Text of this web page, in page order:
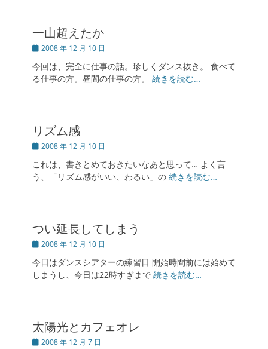
一山超えたか
投
日
2008 年 12 月 10 日
今回は、完全に仕事の話。珍しくダンス抜き。 食べて
る仕事の方。昼間の仕事の方。 続きを読む…
リズム感
投
日
2008 年 12 月 10 日
これは、書きとめておきたいなあと思って… よく言
う、「リズム感がいい、わるい」の 続きを読む…
つい延長してしまう
投
日
2008 年 12 月 10 日
今日はダンスシアターの練習日 開始時間前には始めて
しまうし、今日は22時すぎまで 続きを読む…
太陽光とカフェオレ
投 2008 年 12 月 7 日